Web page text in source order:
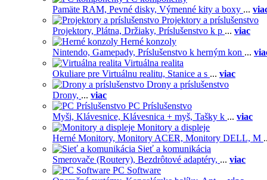
Pamäte RAM, Pevné disky, Výmenné kity a boxy ...
Projektory a príslušenstvo
Projektory, Plátna, Držiaky, Príslušenstvo k p ... viac
Herné konzoly
Nintendo, Gamepady, Príslušenstvo k herným kon ...
Virtuálna realita
Okuliare pre Virtuálnu realitu, Stanice a s ... viac
Drony a príslušenstvo
Drony, ... viac
PC Príslušenstvo
Myši, Klávesnice, Klávesnica + myš, Tašky k ... viac
Monitory a displeje
Herné Monitory, Monitory ACER, Monitory DELL, M
Sieť a komunikácia
Smerovače (Routery), Bezdrôtové adaptéry, ... viac
PC Software